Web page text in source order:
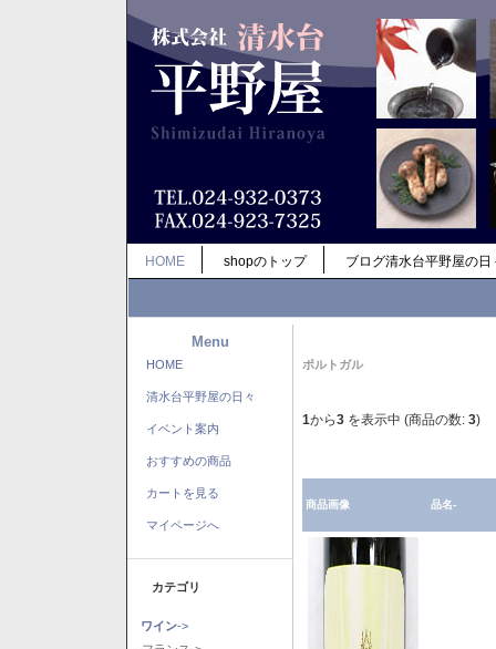
HOME shopのトップ ブログ清水台平野屋の日
Menu
HOME
清水台平野屋の日々
イベント案内
おすすめの商品
カートを見る
マイページへ
カテゴリ
ワイン->
ポルトガル
1から3 を表示中 (商品の数: 3)
商品画像 品名-